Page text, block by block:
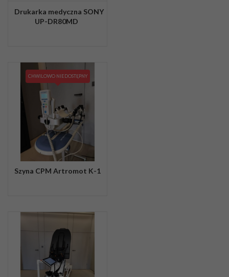
Drukarka medyczna SONY
UP-DR80MD
Szyna CPM Artromot K-1
CHWILOWO NIEDOSTĘPNY